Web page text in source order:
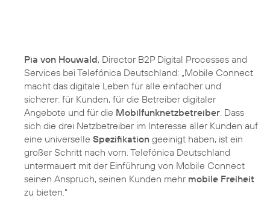
Pia von Houwald, Director B2P Digital Processes and
Services bei Telefónica Deutschland: „Mobile Connect
macht das digitale Leben für alle einfacher und
sicherer: für Kunden, für die Betreiber digitaler
Angebote und für die Mobilfunknetzbetreiber. Dass
sich die drei Netzbetreiber im Interesse aller Kunden auf
eine universelle Spezifikation geeinigt haben, ist ein
großer Schritt nach vorn. Telefónica Deutschland
untermauert mit der Einführung von Mobile Connect
seinen Anspruch, seinen Kunden mehr mobile Freiheit
zu bieten.“